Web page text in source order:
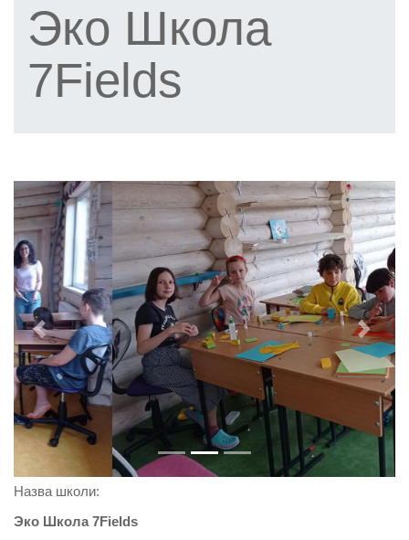
Эко Школа
7Fields
Previous Next
Назва школи:
Эко Школа 7Fields